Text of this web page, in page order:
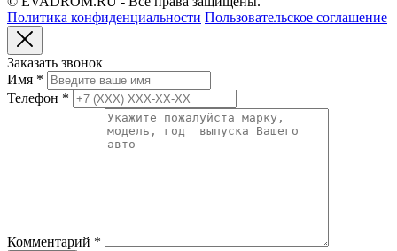
Политика конфиденциальности Пользовательское соглашение
Заказать звонок
Имя *
Телефон *
Комментарий *